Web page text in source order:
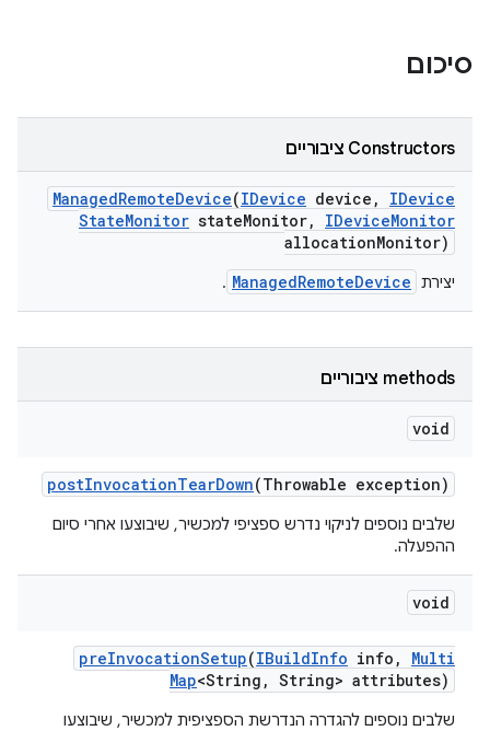
סיכום
Constructors ציבוריים
ManagedRemoteDevice(IDevice device ,
IDevice
StateMonitor stateMonitor, IDeviceMonitor
allocationMonitor)
יצירת ManagedRemoteDevice
.
‫methods ציבוריים
void
postInvocationTearDown(Throwable exception)
שלבים נוספים לניקוי נדרש ספציפי למכשיר, שיבוצעו אחרי סיום
ההפעלה.
void
preInvocationSetup(IBuildInfo info ,
Multi
Map<String , String> attributes)
שלבים נוספים להגדרה הנדרשת הספציפית למכשיר, שיבוצעו